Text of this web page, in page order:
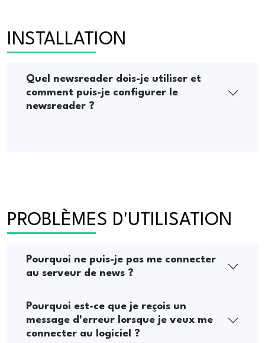
INSTALLATION
Quel newsreader dois-je utiliser et
comment puis-je configurer le
newsreader ?
PROBLÈMES D'UTILISATION
Pourquoi ne puis-je pas me connecter
au serveur de news ?
Pourquoi est-ce que je reçois un
message d'erreur lorsque je veux me
connecter au logiciel ?